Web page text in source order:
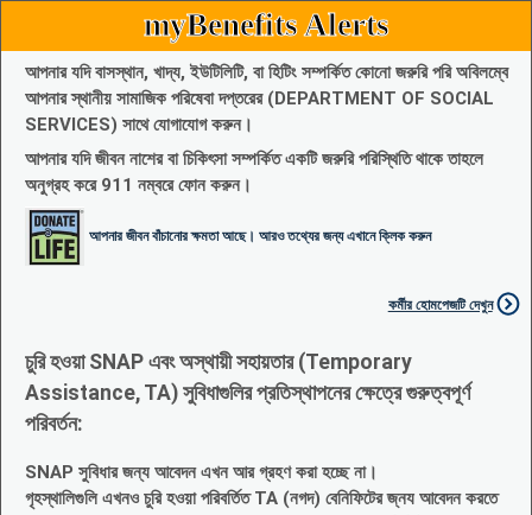
myBenefits Alerts
আপনার যদি বাসস্থান, খাদ্য, ইউটিলিটি, বা হিটিং সম্পর্কিত কোনো জরুরি পরি অবিলম্বে
আপনার স্থানীয় সামাজিক পরিষেবা দপ্তরের (DEPARTMENT OF SOCIAL
SERVICES) সাথে যোগাযোগ করুন।
আপনার যদি জীবন নাশের বা চিকিৎসা সম্পর্কিত একটি জরুরি পরিস্থিতি থাকে তাহলে
অনুগ্রহ করে 911 নম্বরে ফোন করুন।
আপনার জীবন বাঁচানোর ক্ষমতা আছে। আরও তথ্যের জন্য এখানে ক্লিক করুন
কর্মীর হোমপেজটি দেখুন
চুরি হওয়া SNAP এবং অস্থায়ী সহায়তার (Temporary
Assistance, TA) সুবিধাগুলির প্রতিস্থাপনের ক্ষেত্রে গুরুত্বপূর্ণ
পরিবর্তন:
SNAP সুবিধার জন্য আবেদন এখন আর গ্রহণ করা হচ্ছে না।
গৃহস্থালিগুলি এখনও চুরি হওয়া পরিবর্তিত TA (নগদ) বেনিফিটের জ্নয আবেদন করতে